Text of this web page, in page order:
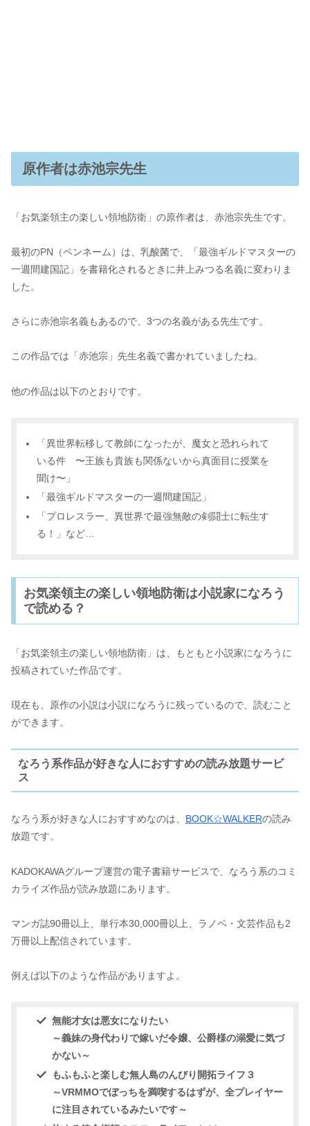
原作者は赤池宗先生
「お気楽領主の楽しい領地防衛」の原作者は、赤池宗先生です。
最初のPN（ペンネーム）は、乳酸菌で、「最強ギルドマスターの
一週間建国記」を書籍化されるときに井上みつる名義に変わりま
した。
さらに赤池宗名義もあるので、3つの名義がある先生です。
この作品では「赤池宗」先生名義で書かれていましたね。
他の作品は以下のとおりです。
「異世界転移して教師になったが、魔女と恐れられて
いる件 〜王族も貴族も関係ないから真面目に授業を
聞け〜」
「最強ギルドマスターの一週間建国記」
「プロレスラー、異世界で最強無敵の剣闘士に転生す
る！」など…
お気楽領主の楽しい領地防衛は小説家になろう
で読める？
「お気楽領主の楽しい領地防衛」は、もともと小説家になろうに
投稿されていた作品です。
現在も、原作の小説は小説になろうに残っているので、読むこと
ができます。
なろう系作品が好きな人におすすめの読み放題サービ
ス
なろう系が好きな人におすすめなのは、 BOOK☆WALKERの読み
放題です。
KADOKAWAグループ運営の電子書籍サービスで、なろう系のコミ
カライズ作品が読み放題にあります。
マンガ誌90冊以上、単行本30,000冊以上、ラノベ・文芸作品も2
万冊以上配信されています。
例えば以下のような作品がありますよ。
無能才女は悪女になりたい
～義妹の身代わりで嫁いだ令嬢、公爵様の溺愛に気づ
かない～
もふもふと楽しむ無人島のんびり開拓ライフ３
～VRMMOでぼっちを満喫するはずが、全プレイヤー
に注目されているみたいです～